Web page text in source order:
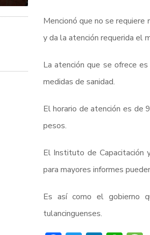
Mencionó que no se
y da la atención requerida el
La atención que se ofrece
medidas de sanidad.
El horario de atención es de
pesos.
El Instituto de Capacitación
para mayores informes
Es así como el gobierno
tulancinguenses.